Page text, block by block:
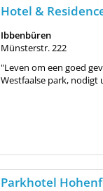
Hotel &
Ibbenbüren
Münsterstr. 222
"Leven om een goed
Westfaalse park, nodigt
Parkhotel